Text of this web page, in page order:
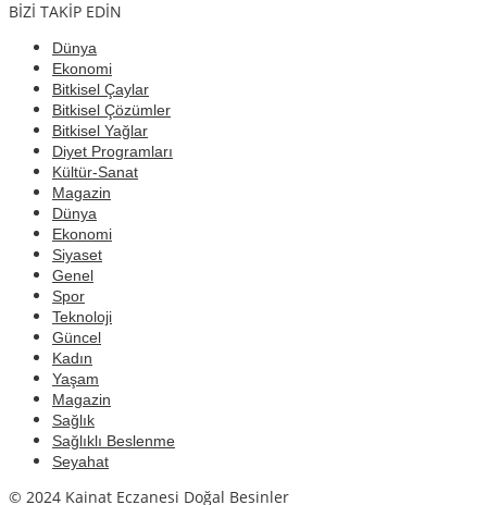
BİZİ TAKİP EDİN
Dünya
Ekonomi
Bitkisel Çaylar
Bitkisel Çözümler
Bitkisel Yağlar
Diyet Programları
Kültür-Sanat
Magazin
Dünya
Ekonomi
Siyaset
Genel
Spor
Teknoloji
Güncel
Kadın
Yaşam
Magazin
Sağlık
Sağlıklı Beslenme
Seyahat
© 2024 Kainat Eczanesi Doğal Besinler